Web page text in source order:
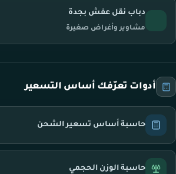
دباب نقل عفش بجدة
مشاوير وأغراض صغيرة
أدوات تعرّفك أساس التسعير
حاسبة أساس تسعير الشحن
حاسبة الوزن الحجمي